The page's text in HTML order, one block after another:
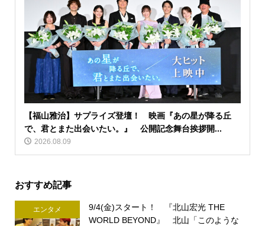
【福山雅治】サプライズ登壇！ 映画『あの星が降る丘
で、君とまた出会いたい。』 公開記念舞台挨拶開...
2026.08.09
おすすめ記事
エンタメ
9/4(金)スタート！ 『北山宏光 THE
WORLD BEYOND』 北山「このような